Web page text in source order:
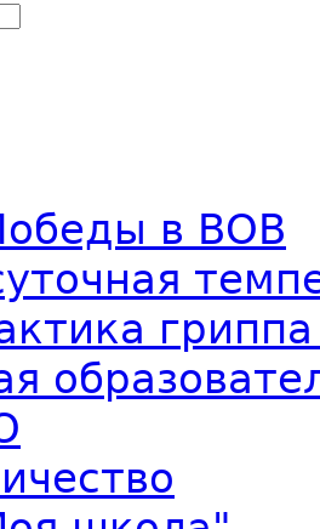
в ВОВ